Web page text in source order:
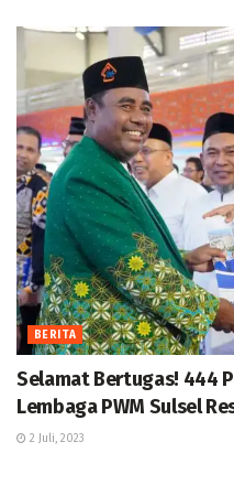
BERITA
Selamat Bertugas! 444
Lembaga PWM Sulsel
2 Juli, 2023